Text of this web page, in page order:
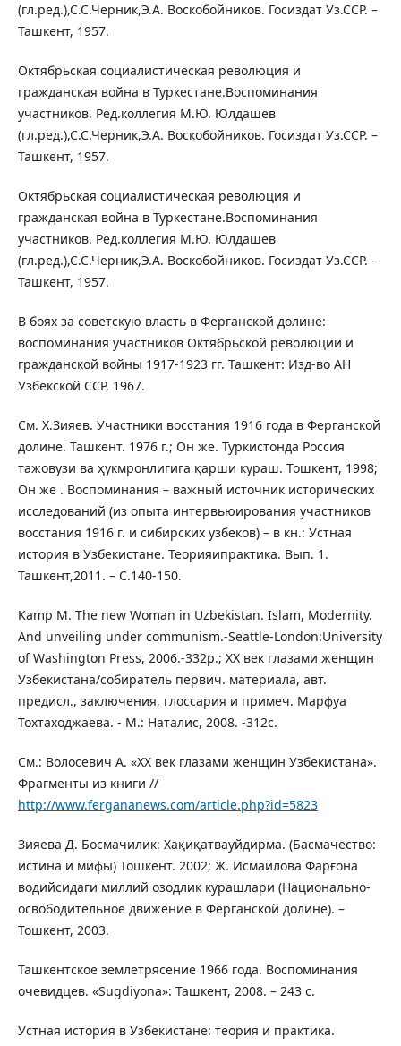
(гл.ред.),С.С.Черник,Э.А. Воскобойников. Госиздат Уз.ССР. –
Ташкент, 1957.
Октябрьская социалистическая революция и
гражданская война в Туркестане.Воспоминания
участников. Ред.коллегия М.Ю. Юлдашев
(гл.ред.),С.С.Черник,Э.А. Воскобойников. Госиздат Уз.ССР. –
Ташкент, 1957.
Октябрьская социалистическая революция и
гражданская война в Туркестане.Воспоминания
участников. Ред.коллегия М.Ю. Юлдашев
(гл.ред.),С.С.Черник,Э.А. Воскобойников. Госиздат Уз.ССР. –
Ташкент, 1957.
В боях за советскую власть в Ферганской долине:
воспоминания участников Октябрьской революции и
гражданской войны 1917-1923 гг. Ташкент: Изд-во АН
Узбекской ССР, 1967.
См. Х.Зияев. Участники восстания 1916 года в Ферганской
долине. Ташкент. 1976 г.; Он же. Туркистонда Россия
тажовузи ва ҳукмронлигига қарши кураш. Тошкент, 1998;
Он же . Воспоминания – важный источник исторических
исследований (из опыта интервьюирования участников
восстания 1916 г. и сибирских узбеков) – в кн.: Устная
история в Узбекистане. Теорияипрактика. Вып. 1.
Ташкент,2011. – С.140-150.
Kamp M. The new Woman in Uzbekistan. Islam, Modernity.
And unveiling under communism.-Seattle-London:University
of Washington Press, 2006.-332p.; ХХ век глазами женщин
Узбекистана/собиратель первич. материала, авт.
предисл., заключения, глоссария и примеч. Марфуа
Тохтаходжаева. - М.: Наталис, 2008. -312с.
См.: Волосевич А. «XX век глазами женщин Узбекистана».
Фрагменты из книги //
http://www.fergananews.com/article.php?id=5823
Зияева Д. Босмачилик: Хақиқатвауйдирма. (Басмачество:
истина и мифы) Тошкент. 2002; Ж. Исмаилова Фарғона
водийсидаги миллий озодлик курашлари (Национально-
освободительное движение в Ферганской долине). –
Тошкент, 2003.
Ташкентское землетрясение 1966 года. Воспоминания
очевидцев. «Sugdiyona»: Ташкент, 2008. – 243 с.
Устная история в Узбекистане: теория и практика.